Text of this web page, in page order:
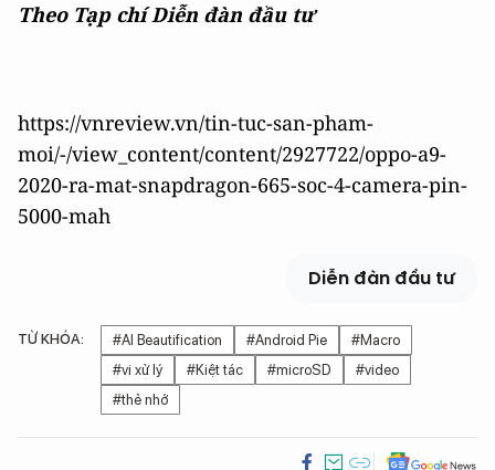
Theo Tạp chí Diễn đàn đầu tư
https://vnreview.vn/tin-tuc-san-pham-
moi/-/view_content/content/2927722/oppo-a9-
2020-ra-mat-snapdragon-665-soc-4-camera-pin-
5000-mah
Diễn đàn đầu tư
TỪ KHÓA: #AI Beautification #Android Pie
#Macro
#vi xử lý
#Kiệt tác #microSD
#video
#thẻ nhớ